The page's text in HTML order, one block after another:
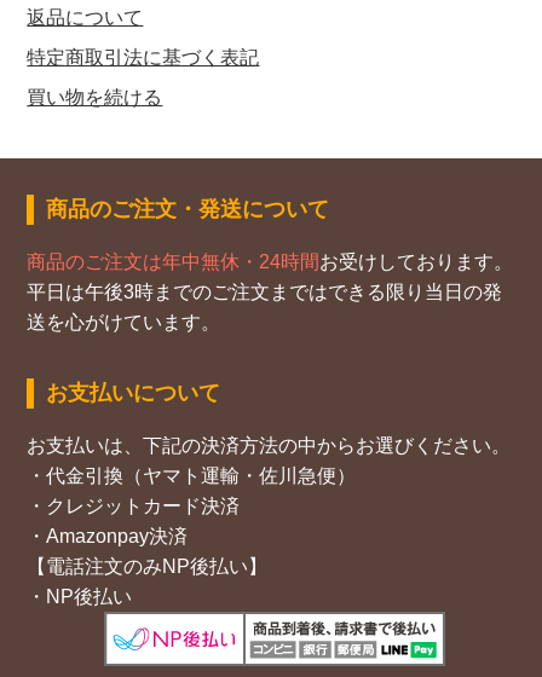
返品について
特定商取引法に基づく表記
買い物を続ける
商品のご注文・発送について
商品のご注文は年中無休・24時間お受けしております。
平日は午後3時までのご注文まではできる限り当日の発
送を心がけています。
お支払いについて
お支払いは、下記の決済方法の中からお選びください。
・代金引換（ヤマト運輸・佐川急便）
・クレジットカード決済
・Amazonpay決済
【電話注文のみNP後払い】
・NP後払い